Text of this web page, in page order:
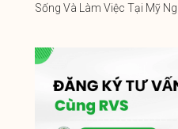
Sống Và Làm Việc Tại Mỹ